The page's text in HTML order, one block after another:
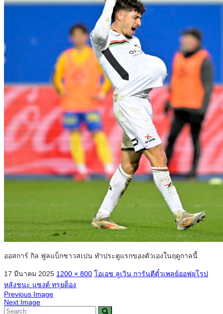
ออสการ์ กิล ฟูลแบ็กชาวสเปน ทำประตูแรกของตัวเองในฤดูกาลนี้
17 มีนาคม 2025 1200 × 800 โอเอช ลูเวิน การันตีตั๋วเพลย์ออฟยุโรป
หลังชนะ แซงต์ ทรุยด็อง
Previous Image
Next Image